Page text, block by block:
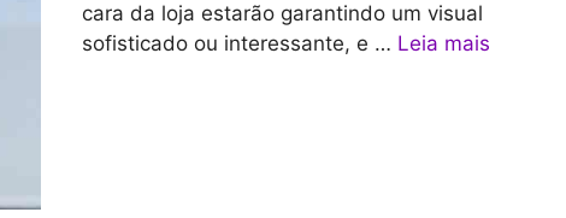
cara da loja estarão garantindo um visual
sofisticado ou interessante, e … Leia mais